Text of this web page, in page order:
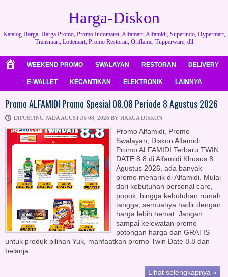
Harga-Diskon
Katalog Harga, Harga Promo, Promo Indomaret, Alfamart, Alfamidi, Superindo, Hypermart,
Transmart, Lottemart, Promo Restoran, Oriflame, Tupperware, dll
WEEKEND PROMO SWALAYAN RESTORAN DELIVERY
E-WALLET KECANTIKAN ELEKTRONIK LAINNYA
Promo ALFAMIDI Promo Spesial 08.08 Periode 8 Agustus 2026
DIPOSTING PADA AGUSTUS 08, 2026 BY HARGA DISKON
Promo Alfamidi, Promo
Swalayan, Diskon Alfamidi
Promo ALFAMIDI Terbaru TWIN
DATE 8.8 di Alfamidi Khusus 8
Agustus 2026, ada banyak
promo menarik di Alfamidi. Mulai
dari kebutuhan personal care,
popok, hingga kebutuhan rumah
tangga, semuanya hadir dengan
harga lebih hemat. Jangan
sampai kelewatan promo
potongan harga dan GRATIS
untuk produk pilihan Yuk, manfaatkan promo Twin Date 8.8 dan
belanja...
Lihat selengkapnya »